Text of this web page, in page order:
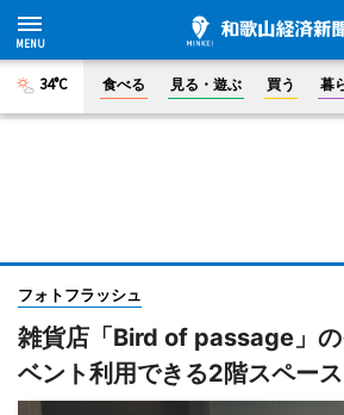
34°C 食べる 見る・遊ぶ 買う 暮
フォトフラッシュ
雑貨店「Bird of passage」の
ベント利用できる2階スペース